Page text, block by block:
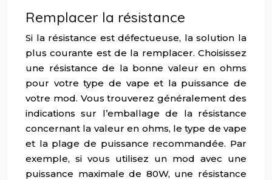
Remplacer la résistance
Si la résistance est défectueuse, la solution la
plus courante est de la remplacer. Choisissez
une résistance de la bonne valeur en ohms
pour votre type de vape et la puissance de
votre mod. Vous trouverez généralement des
indications sur l’emballage de la résistance
concernant la valeur en ohms, le type de vape
et la plage de puissance recommandée. Par
exemple, si vous utilisez un mod avec une
puissance maximale de 80W, une résistance